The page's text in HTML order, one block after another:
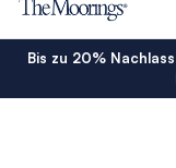
Bis zu 20%